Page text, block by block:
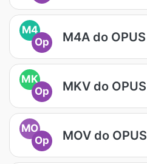
M4
Op
M4A do OPUS
MK
Op
MKV do OPUS
MO
Op
MOV do OPUS